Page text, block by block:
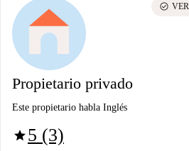
Propietario privado
Este propietario habla Inglés
star5 (3)
check_circle